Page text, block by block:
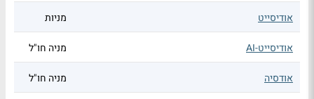
אודיסייט מניות
אודיסייט-AI מניה חו"ל
אודסיה מניה חו"ל